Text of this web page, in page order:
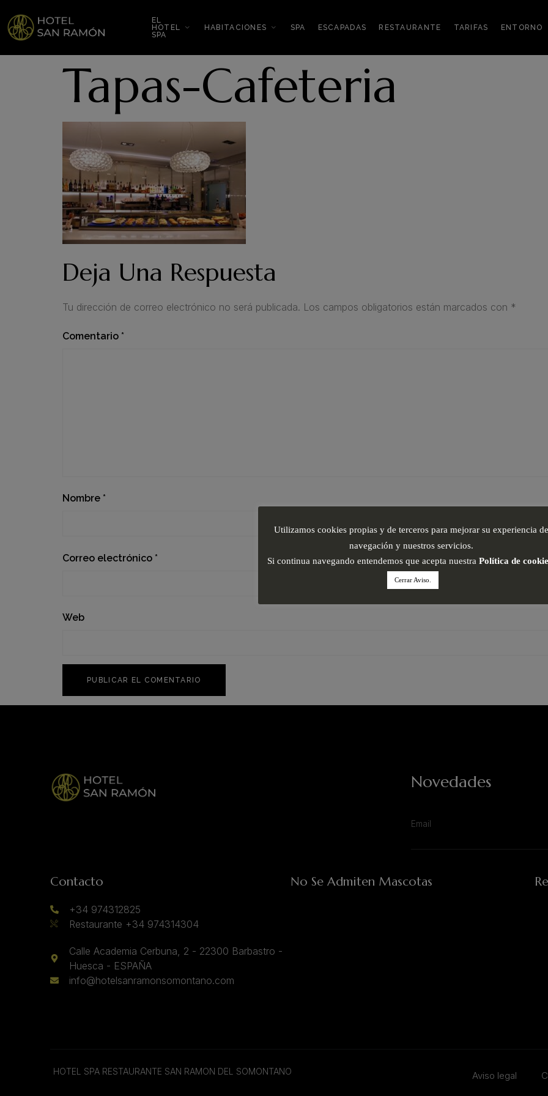
EL
HOTEL
SPA
HABITACIONES SPA ESCAPADAS RESTAURANTE TARIFAS ENTORNO
Tapas-Cafeteria
Deja Una Respuesta
Tu dirección de correo electrónico no será publicada. Los campos obligatorios están marcados con *
Comentario *
Nombre *
Correo electrónico *
Web
Novedades
Contacto
+34 974312825
Restaurante +34 974314304
Calle Academia Cerbuna, 2 - 22300 Barbastro -
Huesca - ESPAÑA
info@hotelsanramonsomontano.com
No Se Admiten Mascotas
HOTEL SPA RESTAURANTE SAN RAMON DEL SOMONTANO Aviso legal
Utilizamos cookies propias y de terceros para mejorar su experiencia de
navegación y nuestros servicios.
Si continua navegando entendemos que acepta nuestra Política de
Cerrar Aviso.